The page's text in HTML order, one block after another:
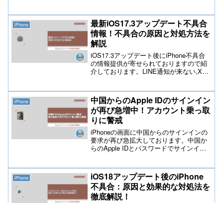
るべき使い方、冷却対策グッズなどを徹
底解説。テックスタイルchのオススメす
るAmazon製品も紹介しています。
iPhone
最新iOS17.3アップデート不具合
情報！不具合の原因と対処方法を
解説
iOS17.3アップデート後にiPhone不具合
の情報提供が寄せられておりますので紹
介しております。LINE通知が来ない,Xの
った,など不具合の原因と対処法法を記載
しておりますので参考にして下さい。
iPhone
中国からのApple IDのサインイン
が再び急増中！アカウント乗っ取
りに警戒
iPhoneの画面に中国からのサインインの
要求が再び急拡大しております。中国か
らのApple IDとパスワードでサインイン
Apple IDでサインインの要求がされたユ
ーザーはApple IDとパスワードが漏洩し
ている流出しております。
iPhone
iOS18アップデート後のiPhone
不具合：原因と効果的な対処法を
徹底解説！